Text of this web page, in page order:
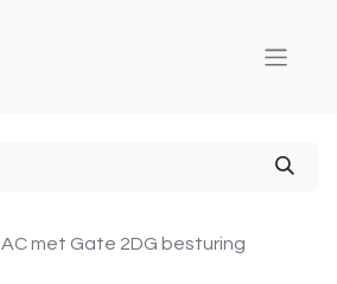
AC met Gate 2DG besturing